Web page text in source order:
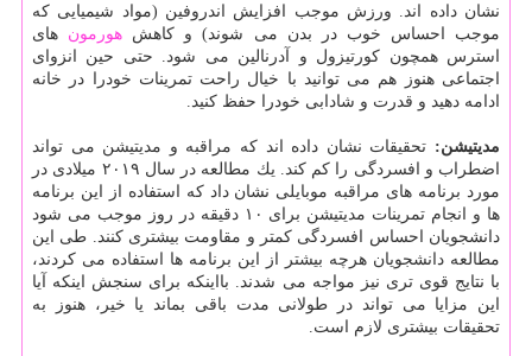
نشان داده اند. ورزش موجب افزایش اندروفین (مواد شیمیایی كه
موجب احساس خوب در بدن می شوند) و كاهش هورمون های
استرس همچون كورتیزول و آدرنالین می شود. حتی حین انزوای
اجتماعی هنوز هم می توانید با خیال راحت تمرینات خودرا در خانه
ادامه دهید و قدرت و شادابی خودرا حفظ كنید.
مدیتیشن: تحقیقات نشان داده اند كه مراقبه و مدیتیشن می تواند
اضطراب و افسردگی را كم كند. یك مطالعه در سال ۲۰۱۹ میلادی در
مورد برنامه های مراقبه موبایلی نشان داد كه استفاده از این برنامه
ها و انجام تمرینات مدیتیشن برای ۱۰ دقیقه در روز موجب می شود
دانشجویان احساس افسردگی كمتر و مقاومت بیشتری كنند. طی این
مطالعه دانشجویان هرچه بیشتر از این برنامه ها استفاده می كردند،
با نتایج قوی تری نیز مواجه می شدند. بااینكه برای سنجش اینكه آیا
این مزایا می تواند در طولانی مدت باقی بماند یا خیر، هنوز به
تحقیقات بیشتری لازم است.